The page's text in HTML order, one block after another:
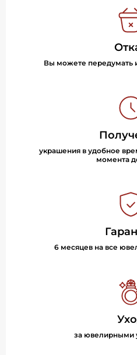
Вы можете передумать и
украшения в удобное
момента
6 месяцев на все
за ювелирными